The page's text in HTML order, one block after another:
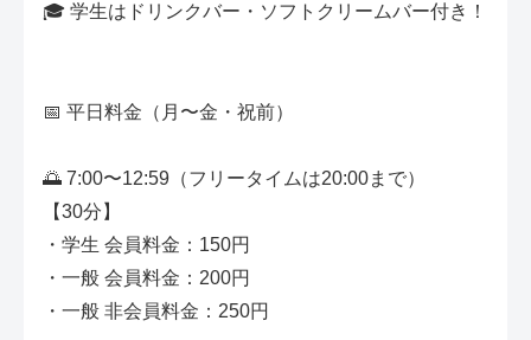
🎓 学生はドリンクバー・ソフトクリームバー付き！
📅 平日料金（月〜金・祝前）
🌅 7:00〜12:59（フリータイムは20:00まで）
【30分】
・学生 会員料金：150円
・一般 会員料金：200円
・一般 非会員料金：250円